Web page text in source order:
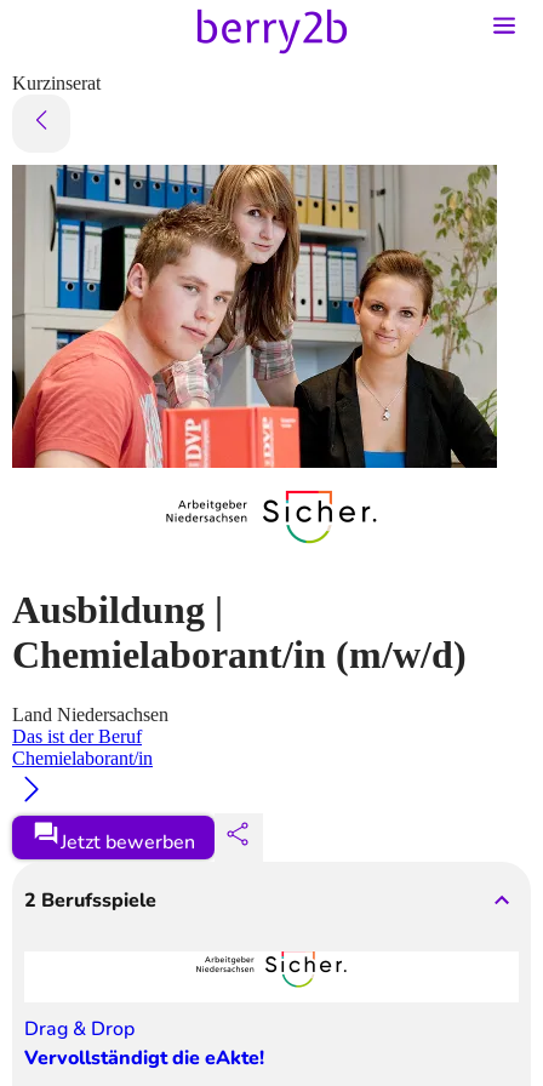
Kurzinserat
Ausbildung |
Chemielaborant/in (m/w/d)
Land Niedersachsen
Das ist der Beruf
Chemielaborant/in
Jetzt bewerben
2 Berufsspiele
Drag & Drop
Vervollständigt die eAkte!